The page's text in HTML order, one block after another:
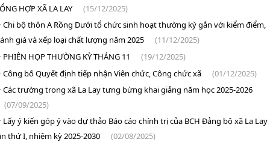
HỢP XÃ LA LAY
(15/12/2025)
Chi bộ thôn A Rồng Dưới tổ chức sinh hoạt thường kỳ gắn với kiểm điểm,
giá và xếp loại chất lượng năm 2025
(11/12/2025)
PHIÊN HỌP THƯỜNG KỲ THÁNG 11
(19/12/2025)
Công bố Quyết định tiếp nhận Viên chức, Công chức xã
(01/12/2025)
Các trường trong xã La Lay tưng bừng khai giảng năm học 2025-2026
(07/09/2025)
Lấy ý kiến góp ý vào dự thảo Báo cáo chính trị của BCH Đảng bộ xã La Lay
thứ I, nhiệm kỳ 2025-2030
(02/08/2025)